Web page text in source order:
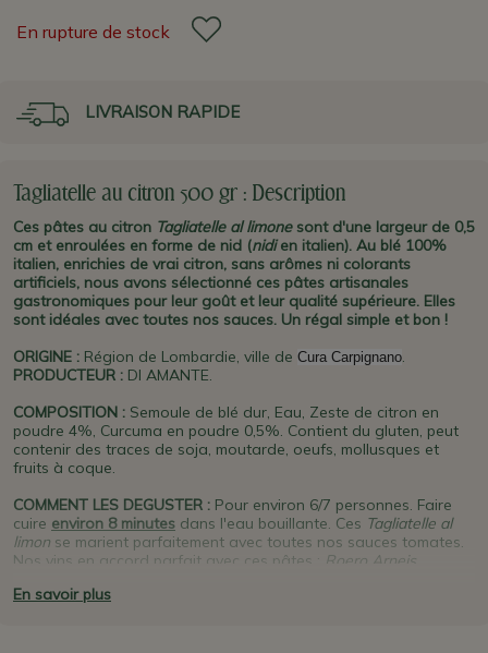
En rupture de stock
LIVRAISON RAPIDE
Tagliatelle au citron 500 gr : Description
Ces pâtes au citron Tagliatelle al limone sont d'une largeur de 0,5
cm et enroulées en forme de nid (nidien italien). Au blé 100%
italien, enrichies de vrai citron, sans arômes ni colorants
artificiels, nous avons sélectionné ces pâtes artisanales
gastronomiques pour leur goût et leur qualité supérieure. Elles
sont idéales avec toutes nos sauces. Un régal simple et bon !
ORIGINE : Région de Lombardie, ville de Cura Carpignano.
PRODUCTEUR : DI AMANTE.
COMPOSITION : Semoule de blé dur, Eau, Zeste de citron en
poudre 4%, Curcuma en poudre 0,5%. Contient du gluten, peut
contenir des traces de soja, moutarde, oeufs, mollusques et
fruits à coque.
COMMENT LES DEGUSTER : Pour environ 6/7 personnes. Faire
cuire environ 8minutes dans l'eau bouillante. Ces Tagliatelle al
limon se marient parfaitement avec toutes nos sauces tomates.
Nos vins en accord parfait avec ces pâtes : Roero Arneis
En savoir plus